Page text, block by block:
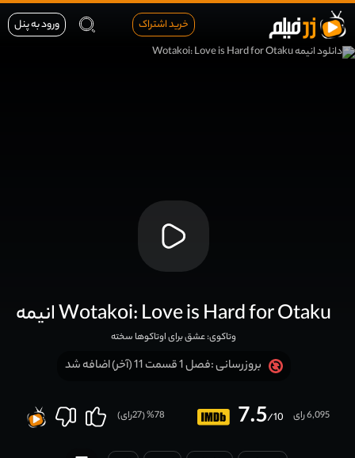
خرید اشتراک ورود به پنل
انیمه Wotakoi: Love is Hard for Otaku
وتاکوی: عشق برای اوتاکوها سخته
بروزرسانی :فصل 1 قسمت 11 (آخر) اضافه شد
7.5/10 6,095 رای 78
% (
27رای)